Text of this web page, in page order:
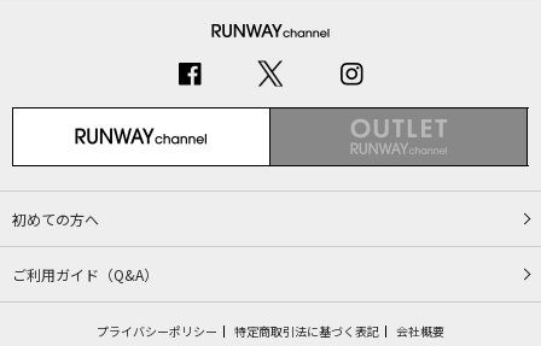
初めての方へ
ご利用ガイド（Q&A）
プライバシーポリシー 特定商取引法に基づく表記 会社概要